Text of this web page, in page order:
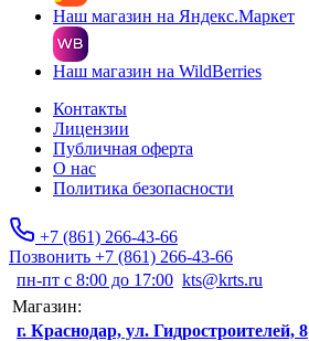
Наш магазин на Яндекс.Маркет
Наш магазин на WildBerries
Контакты
Лицензии
Публичная оферта
О нас
Политика безопасности
+7 (861) 266-43-66
Позвонить +7 (861) 266-43-66
пн-пт с 8:00 до 17:00 kts@krts.ru
Магазин:
г. Краснодар, ул. Гидростроителей, 8